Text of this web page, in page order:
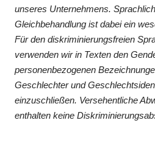
unseres Unternehmens.
Gleichbehandlung ist dabei ein
Für den diskriminierungsfreien
verwenden wir in Texten den
personenbezogenen
Geschlechter und
einzuschließen. Versehentliche
enthalten keine